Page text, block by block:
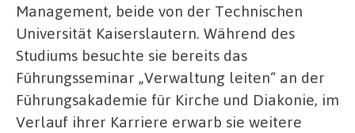
Management, beide von der Technischen
Universität Kaiserslautern. Während des
Studiums besuchte sie bereits das
Führungsseminar „Verwaltung leiten“ an der
Führungsakademie für Kirche und Diakonie, im
Verlauf ihrer Karriere erwarb sie weitere